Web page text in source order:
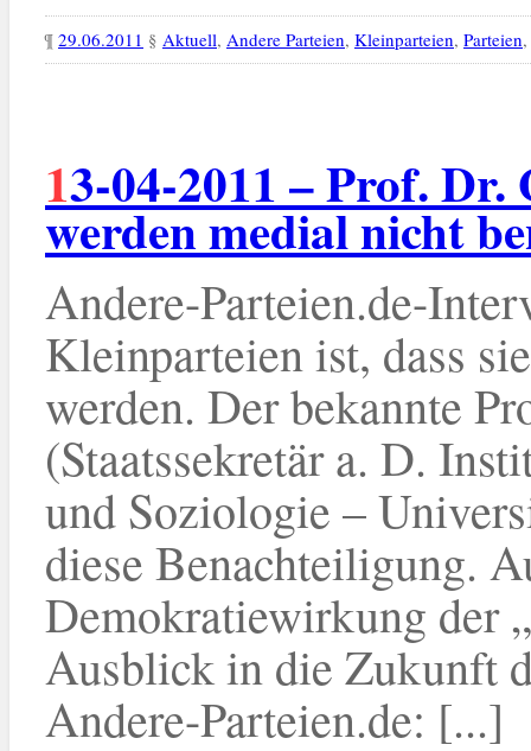
¶ 29.06.2011 § Aktuell, Andere Parteien, Kleinparteien, Parteien,
13-04-2011 – Prof. Dr. G. Langguth: “Kleinparteien
werden medial nicht
Andere-Parteien.de-
Kleinparteien ist, dass
werden. Der bekannte
(Staatssekretär a. D.
und Soziologie –
diese Benachteiligung.
Demokratiewirkung der
Ausblick in die Zukunft
Andere-Parteien.de: [...]